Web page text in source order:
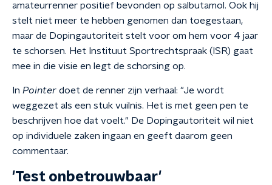
amateurrenner positief bevonden op salbutamol. Ook hij
stelt niet meer te hebben genomen dan toegestaan,
maar de Dopingautoriteit stelt voor om hem voor 4 jaar
te schorsen. Het Instituut Sportrechtspraak (ISR) gaat
mee in die visie en legt de schorsing op.
In Pointer doet de renner zijn verhaal: "Je wordt
weggezet als een stuk vuilnis. Het is met geen pen te
beschrijven hoe dat voelt." De Dopingautoriteit wil niet
op individuele zaken ingaan en geeft daarom geen
commentaar.
'Test onbetrouwbaar'